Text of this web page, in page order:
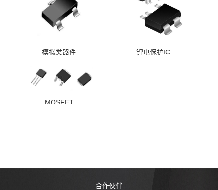
模拟类器件 锂电保护IC
MOSFET
合作伙伴